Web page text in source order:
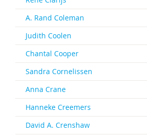
A. Rand Coleman
Judith Coolen
Chantal Cooper
Sandra Cornelissen
Anna Crane
Hanneke Creemers
David A. Crenshaw